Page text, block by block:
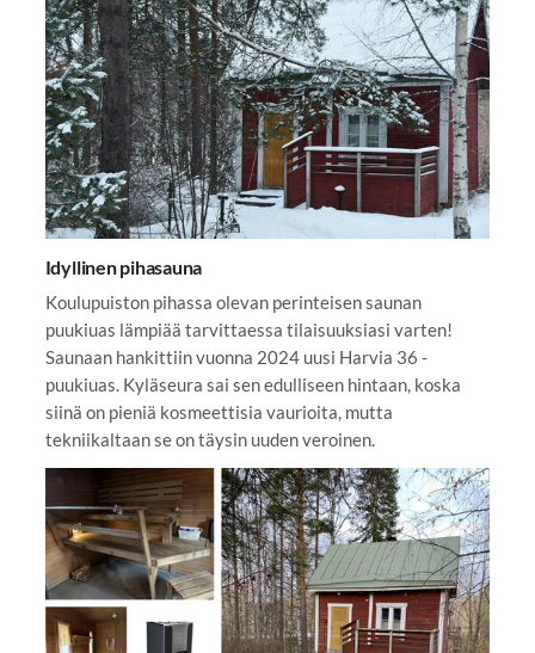
Idyllinen pihasauna
Koulupuiston pihassa olevan perinteisen saunan
puukiuas lämpiää tarvittaessa tilaisuuksiasi varten!
Saunaan hankittiin vuonna 2024 uusi Harvia 36 -
puukiuas. Kyläseura sai sen edulliseen hintaan, koska
siinä on pieniä kosmeettisia vaurioita, mutta
tekniikaltaan se on täysin uuden veroinen.